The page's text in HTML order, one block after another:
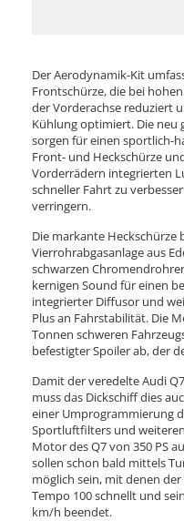
Der Aerodynamik-Kit
Frontschürze, die bei
der Vorderachse reduziert
Kühlung optimiert. Die neu
sorgen für einen sportlich-
Front- und Heckschürze
Vorderrädern integrierten
schneller Fahrt zu
verringern.
Die markante Heckschürze
Vierrohrabgasanlage aus
schwarzen
kernigen Sound für einen
integrierter Diffusor und
Plus an Fahrstabilität. Die
Tonnen schweren
befestigter Spoiler ab, der
Damit der veredelte Audi
muss das Dickschiff dies
einer Umprogrammierung
Sportluftfilters und
Motor des Q7 von 350 PS
sollen schon bald mittels
möglich sein, mit denen
Tempo 100 schnellt und
km/h beendet.